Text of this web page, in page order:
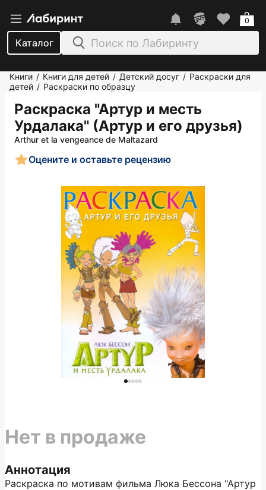
Каталог
0
Книги / Книги для детей / Детский досуг / Раскраски для
детей / Раскраски по образцу
Раскраска "Артур и месть
Урдалака" (Артур и его друзья)
Arthur et la vengeance de Maltazard
Оцените и оставьте рецензию
Аннотация
Раскраска по мотивам фильма Люка Бессона "Артур
Нет в продаже